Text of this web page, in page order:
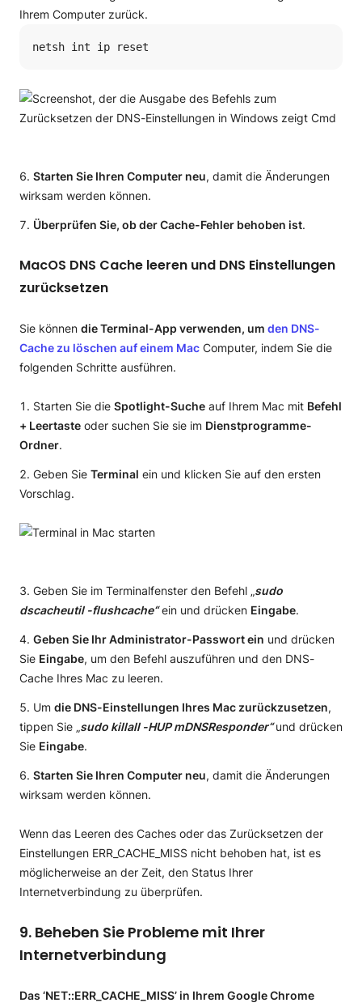
Ihrem Computer zurück.
netsh int ip reset
Starten Sie Ihren Computer neu, damit die Änderungen
wirksam werden können.
Überprüfen Sie, ob der Cache-Fehler behoben ist.
MacOS DNS Cache leeren und DNS Einstellungen
zurücksetzen
Sie können die Terminal-App verwenden, um den DNS-
Cache zu löschen auf einem Mac Computer, indem Sie die
folgenden Schritte ausführen.
Starten Sie die Spotlight-Suche auf Ihrem Mac mit Befehl
+ Leertaste oder suchen Sie sie im Dienstprogramme-
Ordner.
Geben Sie Terminal ein und klicken Sie auf den ersten
Vorschlag.
Geben Sie im Terminalfenster den Befehl „sudo
dscacheutil -flushcache“ein und drücken Eingabe.
Geben Sie Ihr Administrator-Passwort ein und drücken
Sie Eingabe, um den Befehl auszuführen und den DNS-
Cache Ihres Mac zu leeren.
Um die DNS-Einstellungen Ihres Mac zurückzusetzen,
tippen Sie „sudo killall -HUP mDNSResponder“und drücken
Sie Eingabe.
Starten Sie Ihren Computer neu, damit die Änderungen
wirksam werden können.
Wenn das Leeren des Caches oder das Zurücksetzen der
Einstellungen ERR_CACHE_MISS nicht behoben hat, ist es
möglicherweise an der Zeit, den Status Ihrer
Internetverbindung zu überprüfen.
9. Beheben Sie Probleme mit Ihrer
Internetverbindung
Das ‘NET::ERR_CACHE_MISS’ in Ihrem Google Chrome